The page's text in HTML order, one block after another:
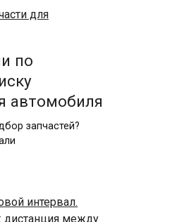
по
автомобиля
запчастей?